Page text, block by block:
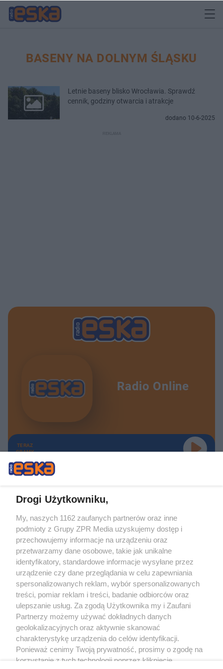
BASENY NA DOLNYM ŚLĄSKU
Letnie baseny blisko Wrocławia. Sprawdź
cennik, godziny otwarcia i atrakcje
dodano 10-6-2025
Radio Online
TERAZ
GRAMY
Żaden utwór zamieszczony w serwisie nie może być powielany i
rozpowszechniany lub dalej rozpowszechniany w jakikolwiek sposób (w
tym także elektroniczny lub mechaniczny) na jakimkolwiek polu
eksploatacji w jakiejkolwiek formie, włącznie z umieszczaniem w Internecie
bez pisemnej zgody właściciela praw. Jakiekolwiek użycie lub
wykorzystanie utworów w całości lub w części z naruszeniem prawa, tzn.
bez właściwej zgody, jest zabronione pod groźbą kary i może być ścigane
prawnie.
O nas
Drogi Użytkowniku,
My, naszych 1162 zaufanych partnerów oraz inne
podmioty z Grupy ZPR Media uzyskujemy dostęp i
przechowujemy informacje na urządzeniu oraz
przetwarzamy dane osobowe, takie jak unikalne
identyfikatory, standardowe informacje wysyłane przez
urządzenie czy dane przeglądania w celu zapewniania
spersonalizowanych reklam, wybór spersonalizowanych
treści, pomiar reklam i treści, badanie odbiorców oraz
ulepszanie usług. Za zgodą Użytkownika my i Zaufani
Partnerzy możemy używać dokładnych danych
geolokalizacyjnych oraz aktywnie skanować
charakterystykę urządzenia do celów identyfikacji.
Ponieważ cenimy Twoją prywatność, prosimy o zgodę na
korzystanie z tych technologii poprzez kliknięcie